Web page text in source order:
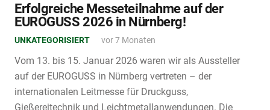
Erfolgreiche Messeteilnahme auf der
EUROGUSS 2026 in Nürnberg!
UNKATEGORISIERT vor 7 Monaten
Vom 13. bis 15. Januar 2026 waren wir als Aussteller
auf der EUROGUSS in Nürnberg vertreten – der
internationalen Leitmesse für Druckguss,
Gießereitechnik und Leichtmetallanwendungen. Die